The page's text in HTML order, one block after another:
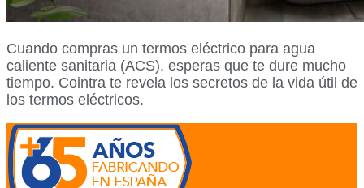
Cuando compras un termos eléctrico para agua
caliente sanitaria (ACS), esperas que te dure mucho
tiempo. Cointra te revela los secretos de la vida útil de
los termos eléctricos.